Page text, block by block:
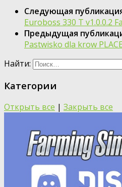
Следующая
Euroboss 330 T v1.0.0.2
Предыдущая
Pastwisko dla krow
Найти:
Категории
Открыть все | Закрыть все